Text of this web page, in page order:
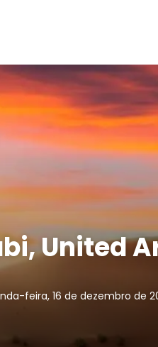
United
feira, 16 de dezembro de